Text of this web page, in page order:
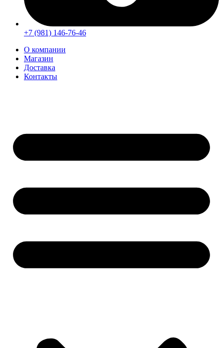
+7 (981) 146-76-46
О компании
Магазин
Доставка
Контакты